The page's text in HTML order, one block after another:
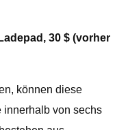
30 $ (vorher
können diese
innerhalb von sechs